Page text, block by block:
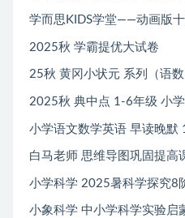
学而思KIDS学堂——动画版
2025秋 学霸提优大试卷
25秋 黄冈小状元 系列（语数
2025秋 典中点 1-6年级 小
小学语文数学英语 早读晚默
白马老师 思维导图巩固提高
小学科学 2025暑科学探究8
小象科学 中小学科学实验启